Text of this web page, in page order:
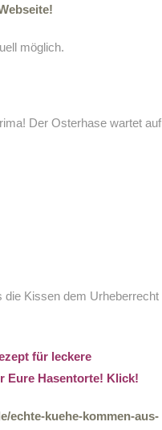
möglich.
Der Osterhase wartet auf
die Kissen dem Urheberrecht
für leckere
Eure Hasentorte! Klick!
echte-kuehe-kommen-aus-